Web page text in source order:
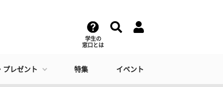
学生の
窓口とは
プレゼント 特集 イベント